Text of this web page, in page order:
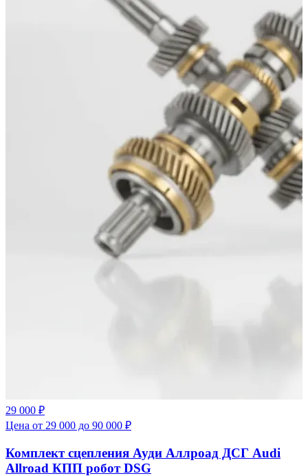
29 000 ₽
Цена от 29 000 до 90 000 ₽
Комплект сцепления Ауди Аллроад ДСГ Audi
Allroad КПП робот DSG